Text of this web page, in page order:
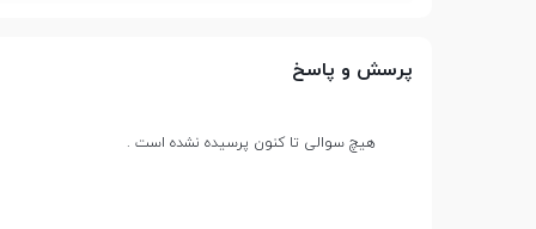
پردازنده
پرسش و پاسخ
هیچ سوالی تا کنون پرسیده نشده است .